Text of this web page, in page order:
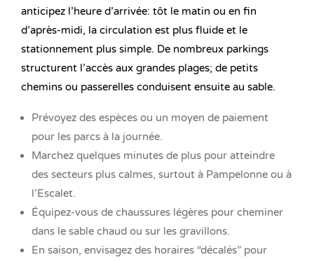
anticipez l’heure d’arrivée: tôt le matin ou en fin
d’après-midi, la circulation est plus fluide et le
stationnement plus simple. De nombreux parkings
structurent l’accès aux grandes plages; de petits
chemins ou passerelles conduisent ensuite au sable.
Prévoyez des espèces ou un moyen de paiement
pour les parcs à la journée.
Marchez quelques minutes de plus pour atteindre
des secteurs plus calmes, surtout à Pampelonne ou à
l’Escalet.
Équipez-vous de chaussures légères pour cheminer
dans le sable chaud ou sur les gravillons.
En saison, envisagez des horaires “décalés” pour